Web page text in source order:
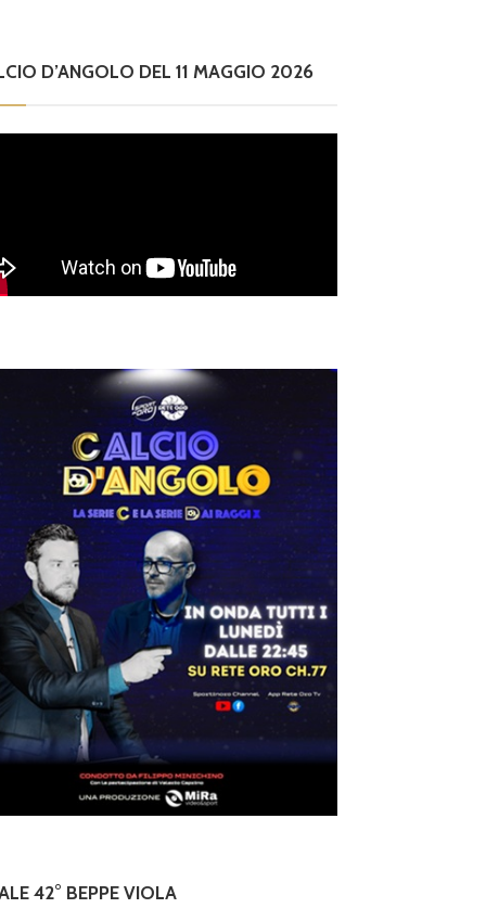
D’ANGOLO DEL 11 MAGGIO 2026
42° BEPPE VIOLA